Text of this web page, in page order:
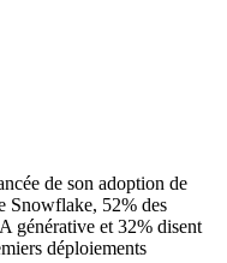
de son adoption de
Snowflake, 52% des
générative et 32% disent
déploiements